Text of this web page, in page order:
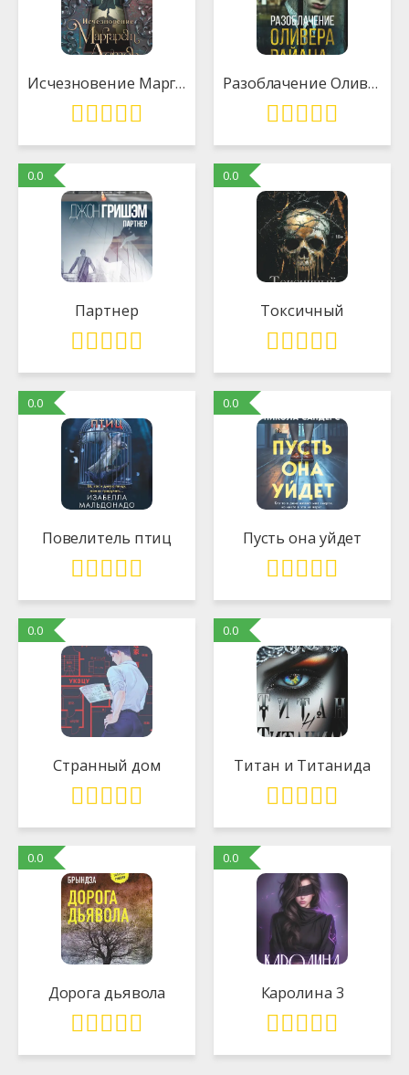
Исчезновение Маргарет Астор Разоблачение Оливера Райана
0.0
Партнер
0.0
Токсичный
0.0
Повелитель птиц
0.0
Пусть она уйдет
0.0
Странный дом
0.0
Титан и Титанида
0.0
Дорога дьявола
0.0
Каролина 3